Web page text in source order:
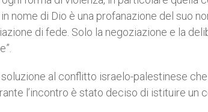
nome di Dio è una profanazione del suo
di fede. Solo la negoziazione e la
al conflitto israelo-palestinese che
l’incontro è stato deciso di istituire un